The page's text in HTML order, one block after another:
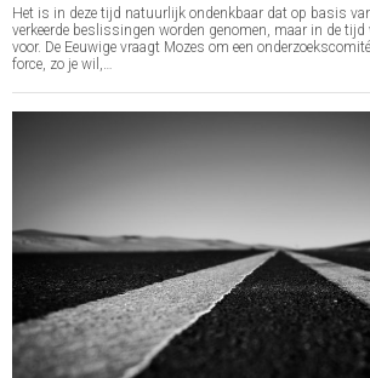
Het is in deze tijd natuurlijk ondenkbaar dat op basis
verkeerde beslissingen worden genomen, maar in de tijd
voor. De Eeuwige vraagt Mozes om een
force, zo je wil,…